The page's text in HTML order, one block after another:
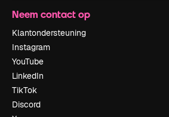
Neem contact op
Klantondersteuning
Instagram
YouTube
LinkedIn
TikTok
Discord